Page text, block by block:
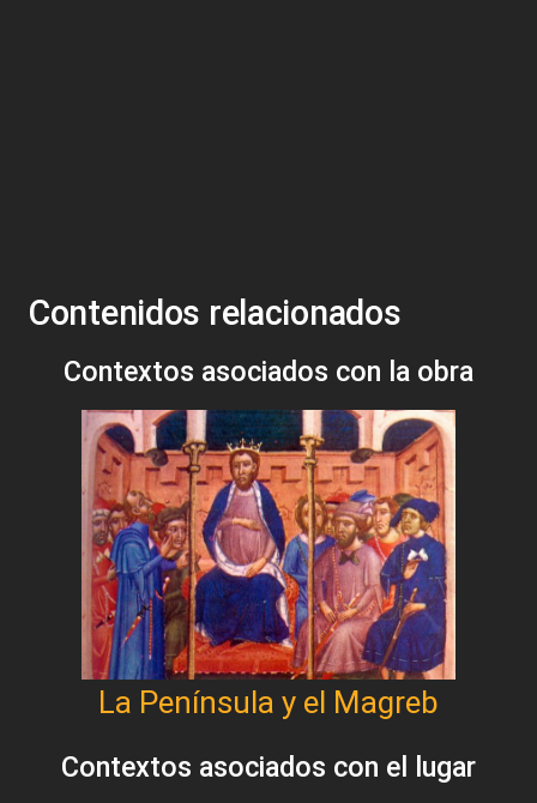
Contenidos relacionados
Contextos asociados con la obra
La Península y el Magreb
Contextos asociados con el lugar